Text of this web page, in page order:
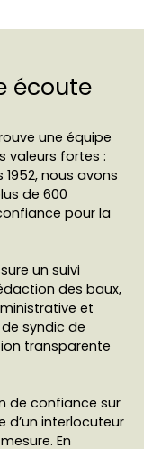
écoute
une équipe
valeurs fortes :
nous avons
de 600
pour la
un suivi
des baux,
et
syndic de
transparente
de confiance sur
d’un interlocuteur
En